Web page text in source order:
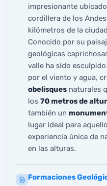
impresionante
cordillera de los
kilómetros de la
Conocido por su
geológicas
valle ha sido
por el viento y agua,
obelisques naturales
los 70 metros de
también un
lugar ideal para
experiencia única de
en las alturas.
Formaciones